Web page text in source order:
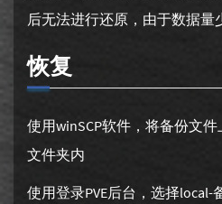
后无法进行还原，由于数据量
恢复
使用winSCP软件，将备份文
文件夹内
使用登录PVE后台，选择